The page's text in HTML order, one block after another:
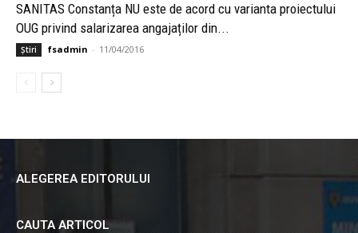
SANITAS Constanța NU este de acord cu varianta proiectului
OUG privind salarizarea angajaților din...
Știri fsadmin - 11/04/2016
ALEGEREA EDITORULUI
CAUTA ARTICOL